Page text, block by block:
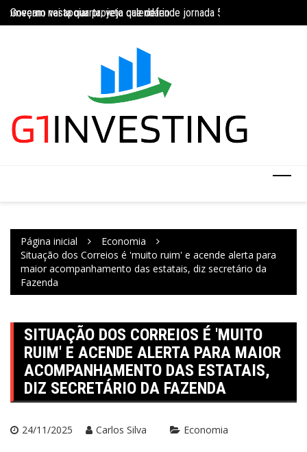
para
Governo vai apoiar projeto que defende jornada 5×2 com limite de
INSS amplia temporariamente prazo de auxílio-doença sem perícia;
Página inicial
Economia
Situação dos Correios é 'muito ruim' e acende alerta para
maior acompanhamento das estatais, diz secretário da
Fazenda
SITUAÇÃO DOS CORREIOS É 'MUITO
RUIM' E ACENDE ALERTA PARA MAIOR
ACOMPANHAMENTO DAS ESTATAIS,
DIZ SECRETÁRIO DA FAZENDA
24/11/2025 Carlos Silva Economia